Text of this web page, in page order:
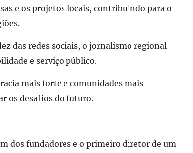
e os projetos locais, contribuindo para o
das redes sociais, o jornalismo regional
e serviço público.
mais forte e comunidades mais
os desafios do futuro.
dos fundadores e o primeiro diretor de um